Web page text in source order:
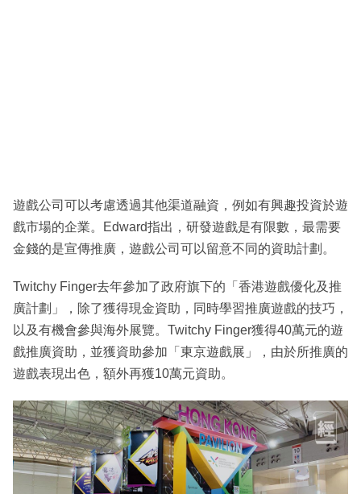
遊戲公司可以考慮透過其他渠道融資，例如有興趣投資於遊
戲市場的企業。Edward指出，研發遊戲是有限數，最需要
金錢的是宣傳推廣，遊戲公司可以留意不同的資助計劃。
Twitchy Finger去年參加了政府旗下的「香港遊戲優化及推
廣計劃」，除了獲得現金資助，同時學習推廣遊戲的技巧，
以及有機會參與海外展覽。Twitchy Finger獲得40萬元的遊
戲推廣資助，並獲資助參加「東京遊戲展」，由於所推廣的
遊戲表現出色，額外再獲10萬元資助。